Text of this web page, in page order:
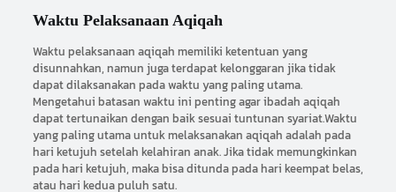
Waktu Pelaksanaan Aqiqah
Waktu pelaksanaan aqiqah memiliki ketentuan yang
disunnahkan, namun juga terdapat kelonggaran jika tidak
dapat dilaksanakan pada waktu yang paling utama.
Mengetahui batasan waktu ini penting agar ibadah aqiqah
dapat tertunaikan dengan baik sesuai tuntunan syariat.Waktu
yang paling utama untuk melaksanakan aqiqah adalah pada
hari ketujuh setelah kelahiran anak. Jika tidak memungkinkan
pada hari ketujuh, maka bisa ditunda pada hari keempat belas,
atau hari kedua puluh satu.